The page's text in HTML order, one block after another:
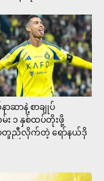
ဆာနဲ့ စာချုပ်
၁ နှစ်ထပ်တိုးဖို့
တူညီလိုက်တဲ့ ရော်နယ်ဒို